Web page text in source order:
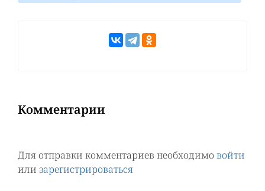
Комментарии
Для отправки комментариев необходимо войти
или зарегистрироваться